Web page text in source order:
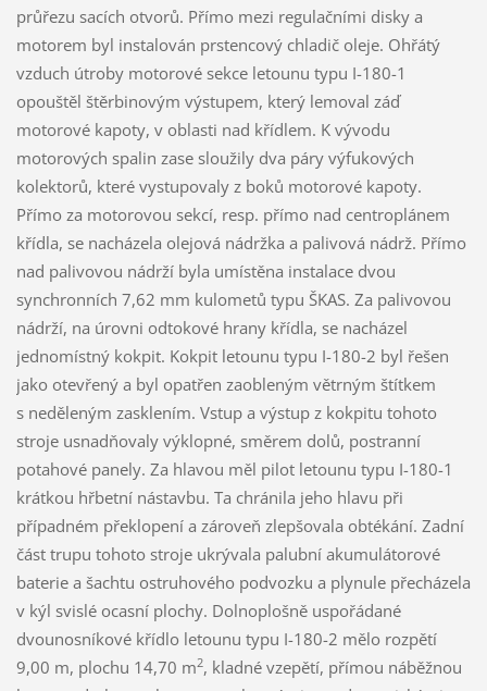
průřezu sacích otvorů. Přímo mezi regulačními disky a
motorem byl instalován prstencový chladič oleje. Ohřátý
vzduch útroby motorové sekce letounu typu I-180-1
opouštěl štěrbinovým výstupem, který lemoval záď
motorové kapoty, v oblasti nad křídlem. K vývodu
motorových spalin zase sloužily dva páry výfukových
kolektorů, které vystupovaly z boků motorové kapoty.
Přímo za motorovou sekcí, resp. přímo nad centroplánem
křídla, se nacházela olejová nádržka a palivová nádrž. Přímo
nad palivovou nádrží byla umístěna instalace dvou
synchronních 7,62 mm kulometů typu ŠKAS. Za palivovou
nádrží, na úrovni odtokové hrany křídla, se nacházel
jednomístný kokpit. Kokpit letounu typu I-180-2 byl řešen
jako otevřený a byl opatřen zaobleným větrným štítkem
s neděleným zasklením. Vstup a výstup z kokpitu tohoto
stroje usnadňovaly výklopné, směrem dolů, postranní
potahové panely. Za hlavou měl pilot letounu typu I-180-1
krátkou hřbetní nástavbu. Ta chránila jeho hlavu při
případném překlopení a zároveň zlepšovala obtékání. Zadní
část trupu tohoto stroje ukrývala palubní akumulátorové
baterie a šachtu ostruhového podvozku a plynule přecházela
v kýl svislé ocasní plochy. Dolnoplošně uspořádané
dvounosníkové křídlo letounu typu I-180-2 mělo rozpětí
9,00 m, plochu 14,70 m2, kladné vzepětí, přímou náběžnou